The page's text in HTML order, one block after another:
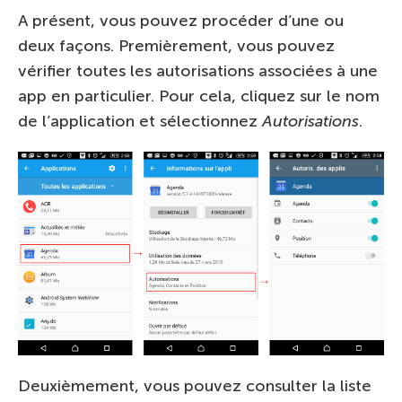
A présent, vous pouvez procéder d’une ou
deux façons. Premièrement, vous pouvez
vérifier toutes les autorisations associées à une
app en particulier. Pour cela, cliquez sur le nom
de l’application et sélectionnezAutorisations.
Deuxièmement, vous pouvez consulter la liste